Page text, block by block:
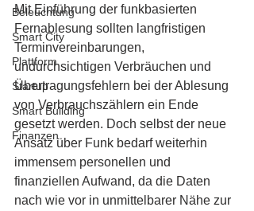
Beleuchtung
Smart City
Plattform
Startup
Smart Building
Finanzen
Mit Einführung der funkbasierten
Fernablesung sollten langfristigen
Terminvereinbarungen,
undurchsichtigen Verbräuchen und
Übertragungsfehlern bei der Ablesung
von Verbrauchszählern ein Ende
gesetzt werden. Doch selbst der neue
Ansatz über Funk bedarf weiterhin
immensem personellen und
finanziellen Aufwand, da die Daten
nach wie vor in unmittelbarer Nähe zur